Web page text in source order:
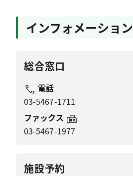
インフォメーション
総合窓口
電話
03-5467-1711
ファックス
03-5467-1977
施設予約